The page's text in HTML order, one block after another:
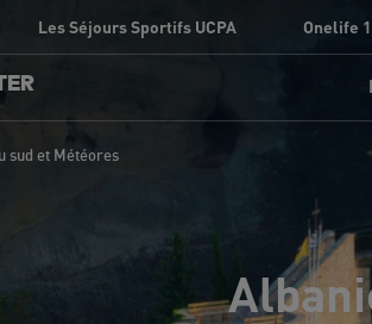
Les Séjours Sportifs UCPA Onelife
sud et Météores